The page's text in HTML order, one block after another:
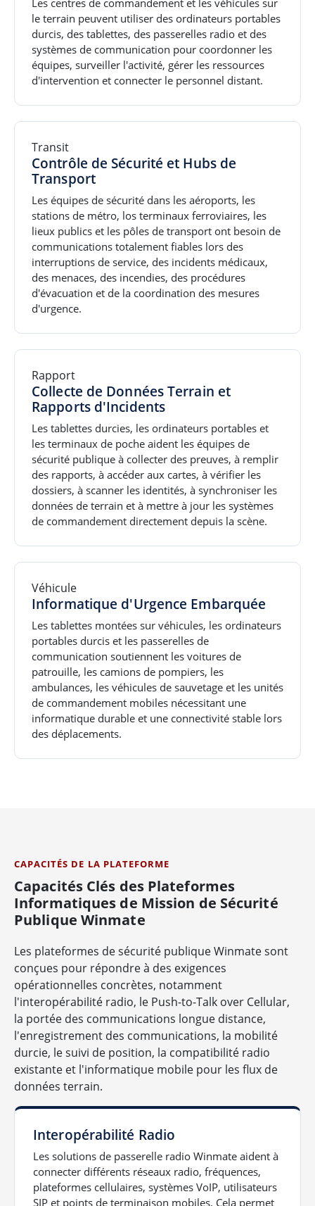
le terrain peuvent utiliser des ordinateurs portables
durcis, des tablettes, des passerelles radio et des
systèmes de communication pour coordonner les
équipes, surveiller l'activité, gérer les ressources
d'intervention et connecter le personnel distant.
Transit
Contrôle de Sécurité et Hubs de
Transport
Les équipes de sécurité dans les aéroports, les
stations de métro, los terminaux ferroviaires, les
lieux publics et les pôles de transport ont besoin de
communications totalement fiables lors des
interruptions de service, des incidents médicaux,
des menaces, des incendies, des procédures
d'évacuation et de la coordination des mesures
d'urgence.
Rapport
Collecte de Données Terrain et
Rapports d'Incidents
Les tablettes durcies, les ordinateurs portables et
les terminaux de poche aident les équipes de
sécurité publique à collecter des preuves, à remplir
des rapports, à accéder aux cartes, à vérifier les
dossiers, à scanner les identités, à synchroniser les
données de terrain et à mettre à jour les systèmes
de commandement directement depuis la scène.
Véhicule
Informatique d'Urgence Embarquée
Les tablettes montées sur véhicules, les ordinateurs
portables durcis et les passerelles de
communication soutiennent les voitures de
patrouille, les camions de pompiers, les
ambulances, les véhicules de sauvetage et les unités
de commandement mobiles nécessitant une
informatique durable et une connectivité stable lors
des déplacements.
CAPACITÉS DE LA PLATEFORME
Capacités Clés des Plateformes
Informatiques de Mission de Sécurité
Publique Winmate
Les plateformes de sécurité publique Winmate sont
conçues pour répondre à des exigences
opérationnelles concrètes, notamment
l'interopérabilité radio, le Push-to-Talk over Cellular,
la portée des communications longue distance,
l'enregistrement des communications, la mobilité
durcie, le suivi de position, la compatibilité radio
existante et l'informatique mobile pour les flux de
données terrain.
Interopérabilité Radio
Les solutions de passerelle radio Winmate aident à
connecter différents réseaux radio, fréquences,
plateformes cellulaires, systèmes VoIP, utilisateurs
SIP et points de terminaison mobiles. Cela permet